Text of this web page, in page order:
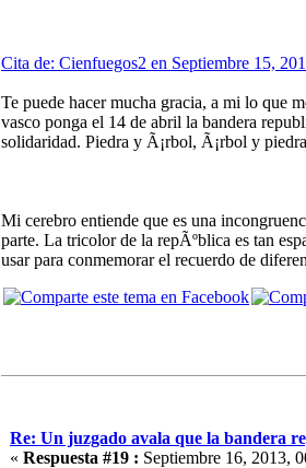
Cita de: Cienfuegos2 en Septiembre 15,
Te puede hacer mucha gracia, a mi lo que
vasco ponga el 14 de abril la bandera
solidaridad. Piedra y Ã¡rbol, Ã¡rbol y
Mi cerebro entiende que es una
parte. La tricolor de la repÃºblica es tan
usar para conmemorar el recuerdo de
Re: Un juzgado avala que la bandera
« Respuesta #19 : Septiembre 16, 2013,